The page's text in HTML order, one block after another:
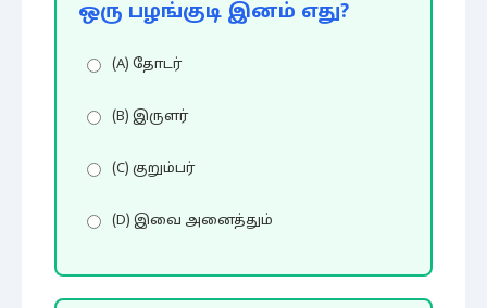
ஒரு பழங்குடி இனம் எது?
(A) தோடர்
(B) இருளர்
(C) குறும்பர்
(D) இவை அனைத்தும்